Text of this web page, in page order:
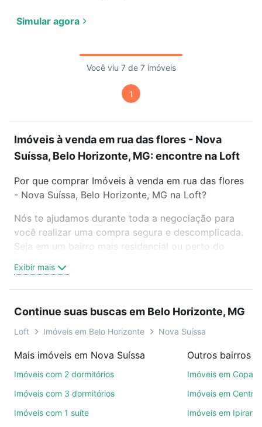
Simular agora
Você viu 7 de 7 imóveis
1
Imóveis à venda em rua das flores - Nova
Suíssa, Belo Horizonte, MG: encontre na Loft
Por que comprar Imóveis à venda em rua das flores
- Nova Suíssa, Belo Horizonte, MG na Loft?
Nós te ajudamos durante toda a negociação para
você realizar uma compra segura e descomplicada.
Seja em um bairro mais residencial ou perto do
oferta ideal de Imóveis à venda em rua das flores -
Nova Suíssa, Belo Horizonte, MG para conquistar
videochamada, é grátis, sem compromisso e você
ainda conta com mais de 46 mil corretores e
de imóveis.
ruas, bairros e até condomínios favoritos. Você
Exibir mais
Continue suas buscas em Belo Horizonte, MG
Loft Imóveis em Belo Horizonte Nova Suíssa
Mais imóveis em Nova Suíssa
Imóveis com 2 dormitórios
Imóveis com 3 dormitórios
Imóveis com 1 suíte
Imóveis em
Imóveis em Centro
Imóveis em